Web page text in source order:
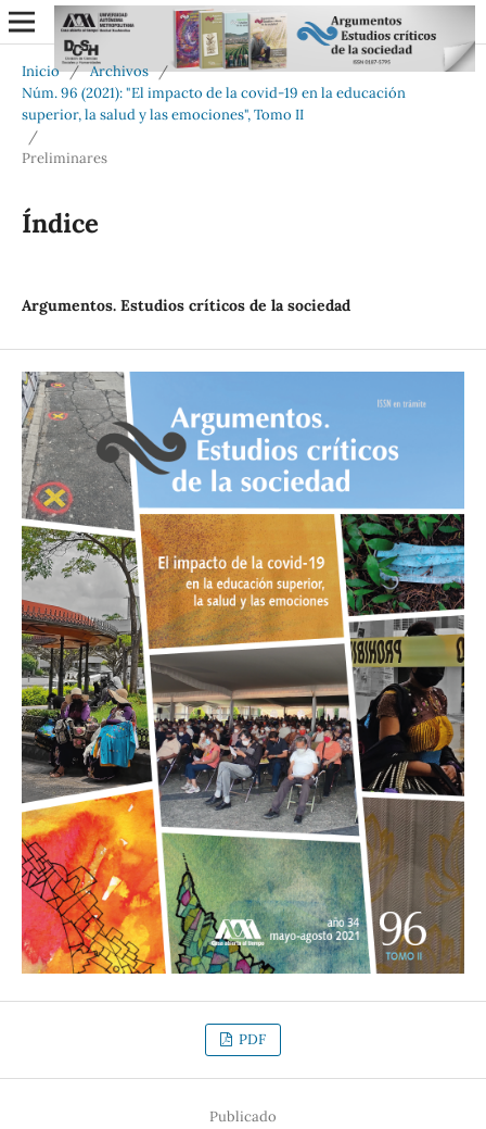
Inicio / Archivos /
Núm. 96 (2021): "El impacto de la covid-19 en la educación
superior, la salud y las emociones", Tomo II
/
Preliminares
Índice
Argumentos. Estudios críticos de la sociedad
PDF
Publicado